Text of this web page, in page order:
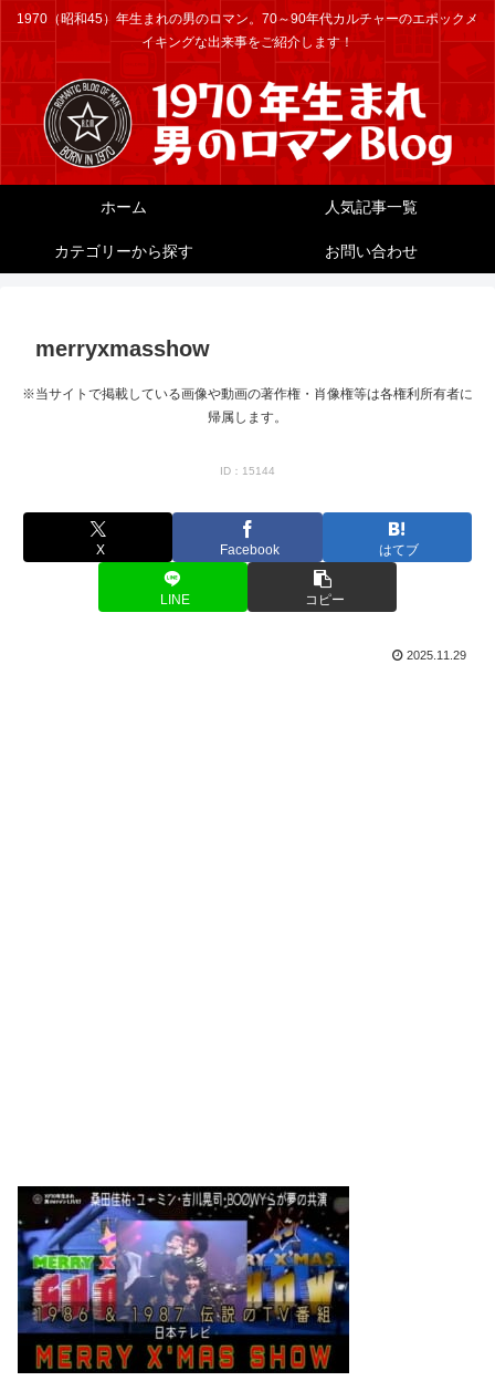
1970（昭和45）年生まれの男のロマン。70～90年代カルチャーのエポックメ
イキングな出来事をご紹介します！
ホーム 人気記事一覧
カテゴリーから探す お問い合わせ
merryxmasshow
※当サイトで掲載している画像や動画の著作権・肖像権等は各権利所有者に
帰属します。
ID：15144
X Facebook はてブ
LINE コピー
2025.11.29